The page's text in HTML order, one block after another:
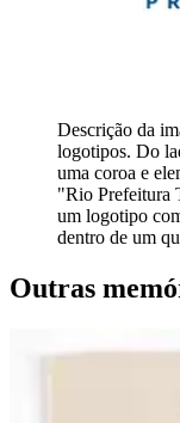
Descrição da
logotipos. Do
uma coroa e
"Rio Prefeitura
um logotipo
dentro de um
Outras